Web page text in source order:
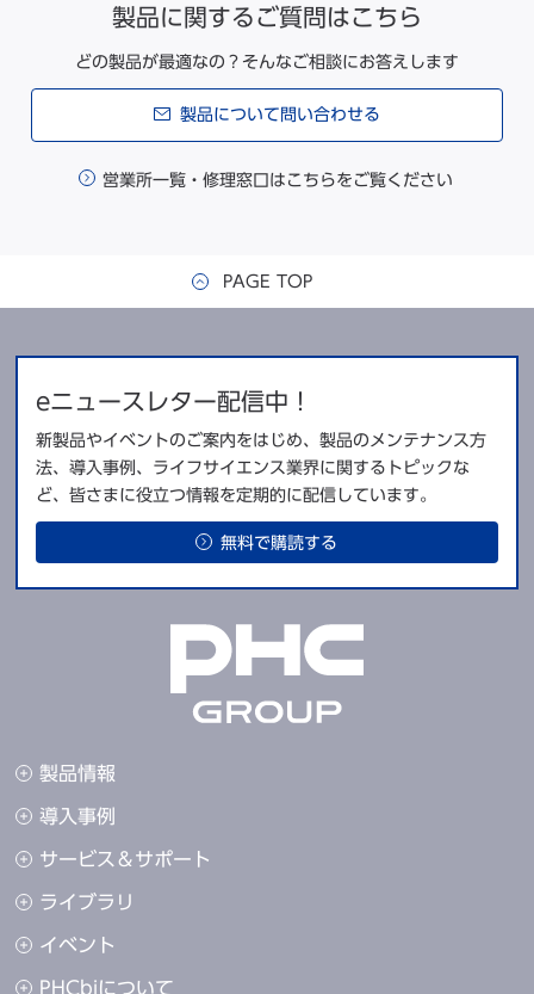
製品に関するご質問はこちら
どの製品が最適なの？そんなご相談にお答えします
製品について問い合わせる
営業所一覧・修理窓口はこちらをご覧ください
PAGE TOP
製品情報
導入事例
サービス＆サポート
ライブラリ
イベント
PHCbiについて
eニュースレター配信中！
新製品やイベントのご案内をはじめ、製品のメンテナンス方
法、導入事例、ライフサイエンス業界に関するトピックな
ど、皆さまに役立つ情報を定期的に配信しています。
無料で購読する